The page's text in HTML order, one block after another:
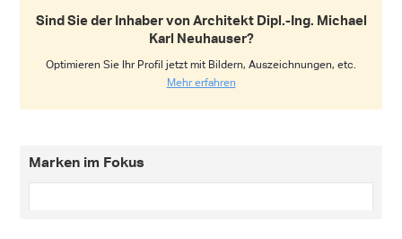
Sind Sie der Inhaber von Architekt Dipl.-Ing. Michael
Karl Neuhauser?
Optimieren Sie Ihr Profil jetzt mit Bildern, Auszeichnungen, etc.
Mehr erfahren
Marken im Fokus